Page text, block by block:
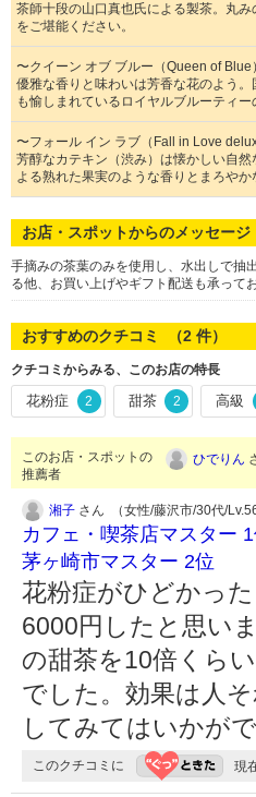
茶師十段の山口真也氏による製茶。丸
をご堪能ください。
〜クイーン オブ ブルー（Queen of Blue
優雅な香りと味わいは芳香な花のよう
も愉しまれているロイヤルブルーティー
〜フォール イン ラブ（Fall in Love
芳醇なカテキン（渋み）は懐かしい自
よる熟れた果実のような香りとまろやか
お店・スポットからのメッセージ
手摘みの茶葉のみを使用し、水出しで抽
る他、お買い上げやギフト配送も承って
おすすめのクチコミ （2 件）
クチコミからみる、このお店の特長
花粉症 2 甜茶 2 高級
このお店・スポットの
推薦者
ひでりん
湘子 さん （女性/藤沢市/30代/Lv.56
カフェ・喫茶店マスター
茅ヶ崎市マスター 2位
花粉症がひどかっ
6000円したと思い
の甜茶を10倍くら
でした。効果は人
してみてはいかが
このクチコミに 現